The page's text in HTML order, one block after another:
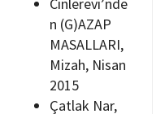
Cinlerevi’nde
n (G)AZAP
MASALLARI,
Mizah, Nisan
2015
Çatlak Nar,